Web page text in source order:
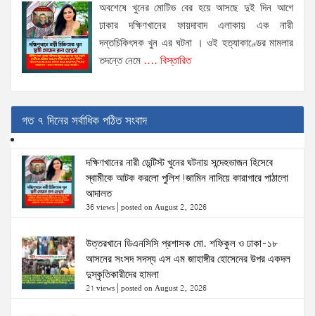
অবশেষে খুনের মোটিভ বের হয়ে আসছে দুই দিন আগে
ঢাকার দক্ষিণখানের ফায়দাবাদ এলাকায় এক নারী
দন্তচিকিৎসক খুন এর ঘটনা । ওই হত্যাকাণ্ডের মামলার
তদন্তে নেমে .... বিস্তারিত
গত ৭ দিনের সর্বাধিক পঠিত সংবাদ
দক্ষিণখানের নারী ডেন্টিস্ট খুনের ঘটনায় সন্দেহভাজন হিসেবে
স্বামীকে আটক করলো পুলিশ!জামিন নাদিয়ে কারাগারে পাঠালো
আদালত
36 views posted on August 2, 2026
উত্তরখানে ডিএনসিসি প্রশাসক মো. শফিকুল ও ঢাকা-১৮
আসনের সংসদ সদস্য এস এম জাহাঙ্গীর হোসেনের উপর একদল
দুস্কৃতিকারীদের হামলা
21 views posted on August 2, 2026